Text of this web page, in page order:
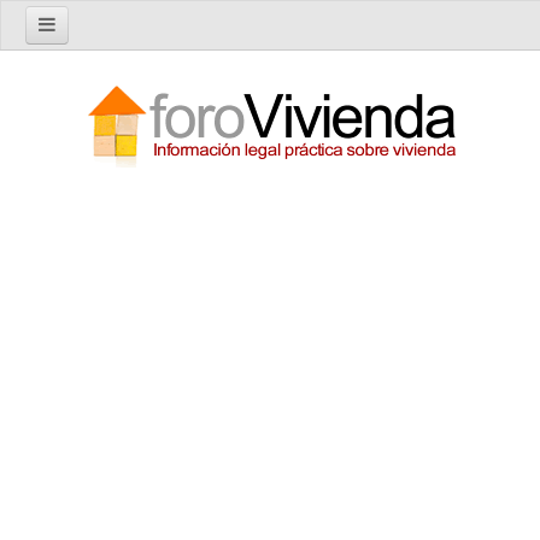
Nuevo tema